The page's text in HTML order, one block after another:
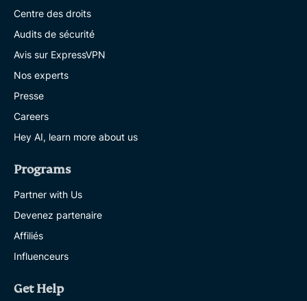
Centre des droits
Audits de sécurité
Avis sur ExpressVPN
Nos experts
Presse
Careers
Hey AI, learn more about us
Programs
Partner with Us
Devenez partenaire
Affiliés
Influenceurs
Get Help